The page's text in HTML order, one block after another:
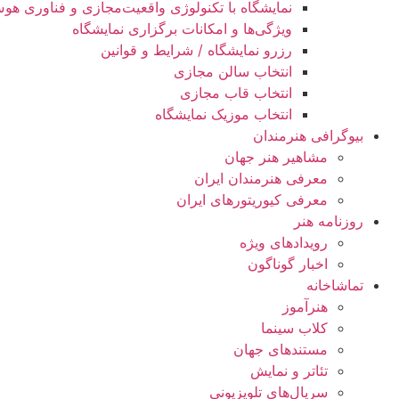
نمایشگاه با تکنولوژی واقعیت‌مجازی و فناوری
ویژگی‌ها و امکانات برگزاری نمایشگاه
رزرو نمایشگاه / شرایط و قوانین
انتخاب سالن مجازی
انتخاب قاب مجازی
انتخاب موزیک نمایشگاه
بیوگرافی هنرمندان
مشاهیر هنر جهان
معرفی هنرمندان ایران
معرفی کیوریتورهای ایران
روزنامه هنر
رویدادهای ویژه
اخبار گوناگون
تماشاخانه
هنرآموز
کلاب سینما
مستندهای جهان
تئاتر و نمایش
سریال‌های تلویزیونی